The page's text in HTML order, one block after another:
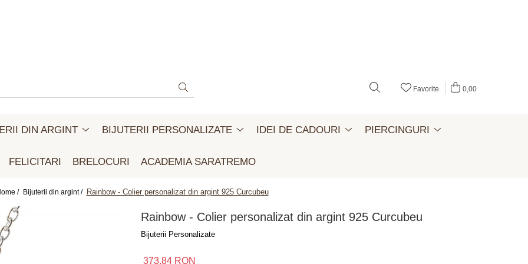
Favorite 0,00
DIN ARGINT BIJUTERII PERSONALIZATE IDEI DE CADOURI PIERCINGURI
FELICITARI BRELOCURI ACADEMIA SARATREMO
/ Bijuterii din argint / Rainbow - Colier personalizat din argint 925 Curcubeu
Rainbow - Colier personalizat din argint 925 Curcubeu
Bijuterii Personalizate
373,84 RON